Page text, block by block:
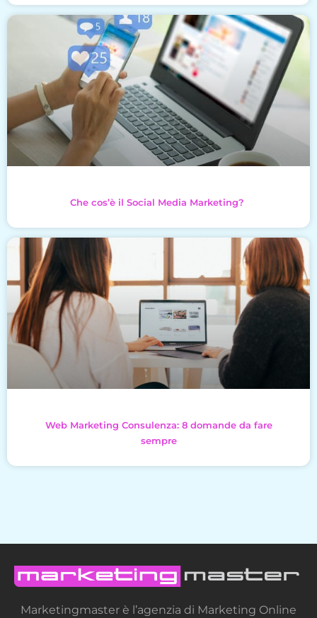
Che cos’è il Social Media Marketing?
Web Marketing Consulenza: 8 domande da fare
sempre
Marketingmaster è l’agenzia di Marketing Online